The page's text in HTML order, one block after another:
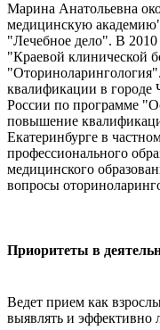
Марина Анатольевна
медицинскую
"Лечебное дело". В
"Краевой клинической
квалификации в
России по программе
повышение
Екатеринбурге в
профессионального
медицинского
вопросы
Приоритеты в
Ведет прием как
выявлять и эффективно